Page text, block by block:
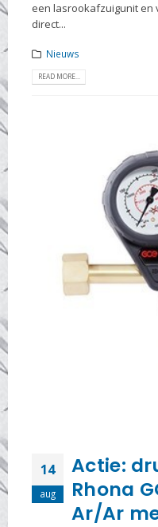
een lasrookafzuigunit en
direct...
Nieuws
READ MORE...
14
aug
Actie:
Rhona
Ar/Ar